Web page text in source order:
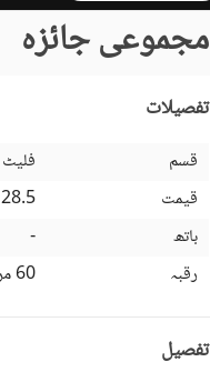
مجموعی جائزہ
تفصیلات
قسم
فلیٹ
قیمت
28.5 لاکھ
باتھ
-
رقبہ
60 مربع یارڈ
تفصیل